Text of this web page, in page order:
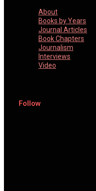
About
Books by Years
Journal Articles
Book Chapters
Journalism
Interviews
Video
Follow